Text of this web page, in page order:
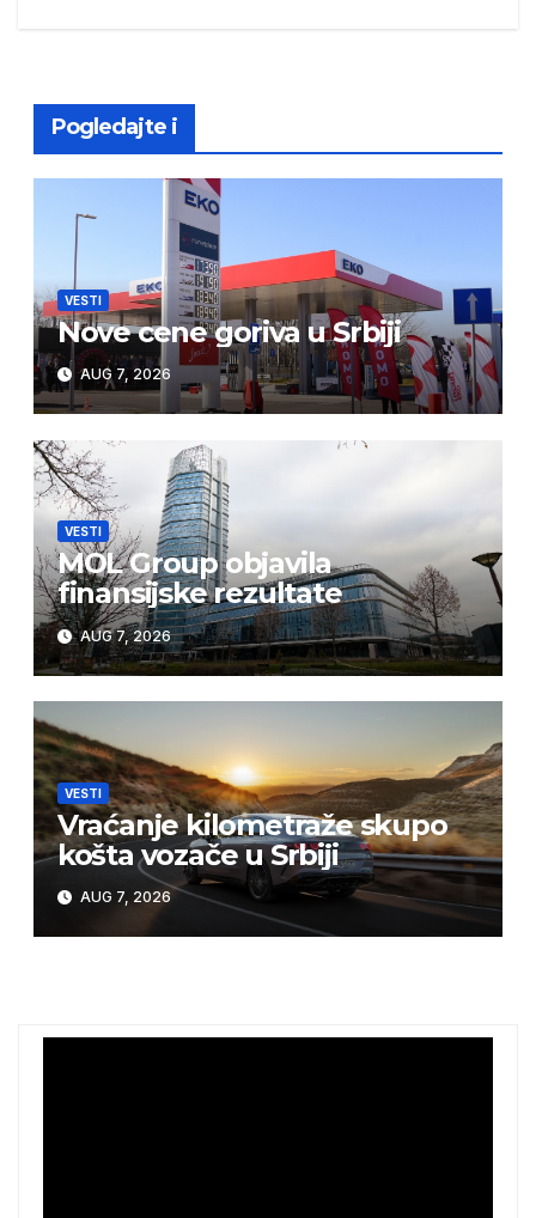
Pogledajte i
VESTI
Nove cene goriva u Srbiji
AUG 7, 2026
VESTI
MOL Group objavila
finansijske rezultate
AUG 7, 2026
VESTI
Vraćanje kilometraže skupo
košta vozače u Srbiji
AUG 7, 2026